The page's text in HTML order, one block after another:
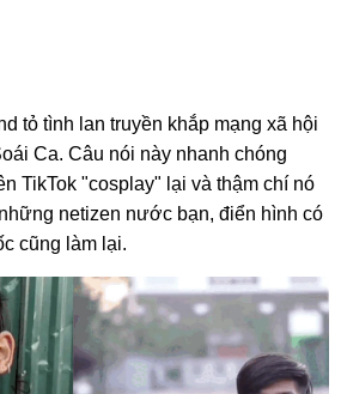
tỏ tình lan truyền khắp mạng xã hội
Ca. Câu nói này nhanh chóng
TikTok "cosplay" lại và thậm chí nó
netizen nước bạn, điển hình có
cũng làm lại.